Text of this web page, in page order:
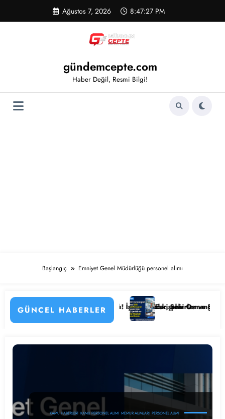
Ağustos 7, 2026 8:47:27 PM
gündemcepte.com
Haber Değil, Resmi Bilgi!
Başlangıç Emniyet Genel Müdürlüğü personel alımı
GÜNCEL HABERLER
Personel Alımı Başladı! İşte Kadrolar, Şehirler ve Başvuru Detayları
Eskişehir Osmangazi
KAMU HABERLERI KAMU PERSONEL ALIMI MEMUR ALIMLARI PERSONEL ALIMI